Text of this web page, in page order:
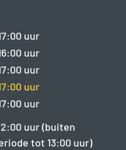
uur
uur
uur
uur
uur
uur (buiten
tot 13:00 uur)